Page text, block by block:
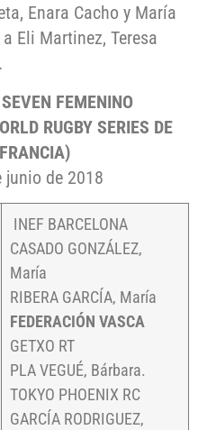
Enara Cacho y María
Eli Martinez, Teresa
FEMENINO
RUGBY SERIES DE
junio de 2018
INEF BARCELONA
CASADO GONZÁLEZ,
María
RIBERA GARCÍA, María
FEDERACIÓN VASCA
GETXO RT
PLA VEGUÉ, Bárbara.
TOKYO PHOENIX RC
GARCÍA RODRIGUEZ,